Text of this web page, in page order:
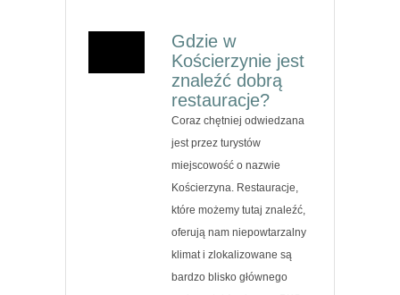
Gdzie w
Kościerzynie jest
znaleźć dobrą
restauracje?
Coraz chętniej odwiedzana
jest przez turystów
miejscowość o nazwie
Kościerzyna. Restauracje,
które możemy tutaj znaleźć,
oferują nam niepowtarzalny
klimat i zlokalizowane są
bardzo blisko głównego